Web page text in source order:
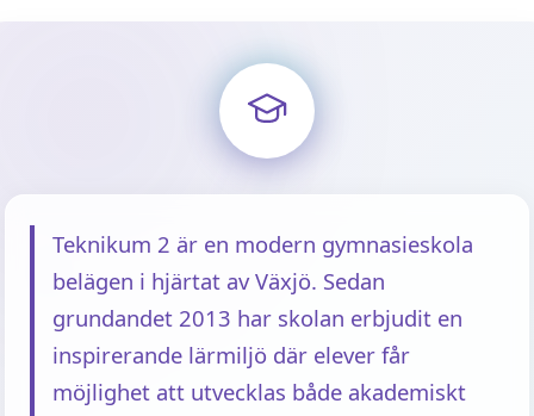
Teknikum 2 är en modern gymnasieskola
belägen i hjärtat av Växjö. Sedan
grundandet 2013 har skolan erbjudit en
inspirerande lärmiljö där elever får
möjlighet att utvecklas både akademiskt